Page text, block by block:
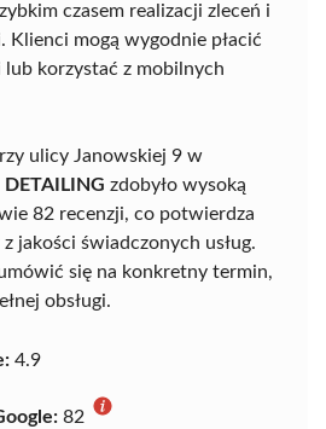
czasem realizacji zleceń i
Klienci mogą wygodnie płacić
korzystać z mobilnych
ulicy Janowskiej 9 w
DETAILING zdobyło wysoką
82 recenzji, co potwierdza
jakości świadczonych usług.
się na konkretny termin,
obsługi.
4.9
82